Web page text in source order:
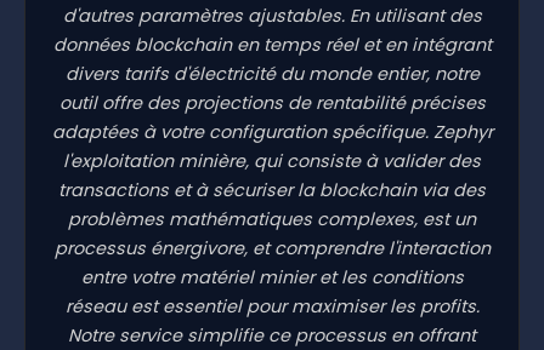
d'autres paramètres ajustables. En utilisant des
données blockchain en temps réel et en intégrant
divers tarifs d'électricité du monde entier, notre
outil offre des projections de rentabilité précises
adaptées à votre configuration spécifique. Zephyr
l'exploitation minière, qui consiste à valider des
transactions et à sécuriser la blockchain via des
problèmes mathématiques complexes, est un
processus énergivore, et comprendre l'interaction
entre votre matériel minier et les conditions
réseau est essentiel pour maximiser les profits.
Notre service simplifie ce processus en offrant